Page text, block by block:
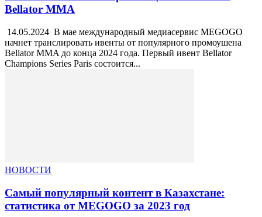
Bellator MMA
14.05.2024 В мае международный медиасервис MEGOGO
начнет транслировать ивенты от популярного промоушена
Bellator MMA до конца 2024 года. Первый ивент Bellator
Champions Series Paris состоится...
НОВОСТИ
Самый популярный контент в Казахстане:
статистика от MEGOGO за 2023 год